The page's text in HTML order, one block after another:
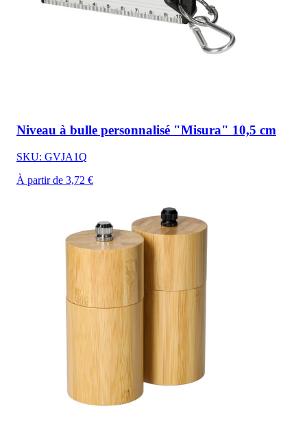
Niveau à bulle personnalisé "Misura" 10,5 cm
SKU: GVJA1Q
À partir de 3,72 €